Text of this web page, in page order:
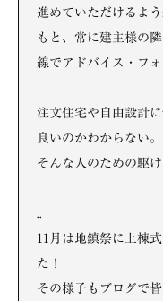
進めていただけるよ
もと、常に建主様の
線でアドバイス・フ
注文住宅や自由設計
良いのかわからない。
そんな人のための駆
..
11月は地鎮祭に上棟
た！
その様子もブログで